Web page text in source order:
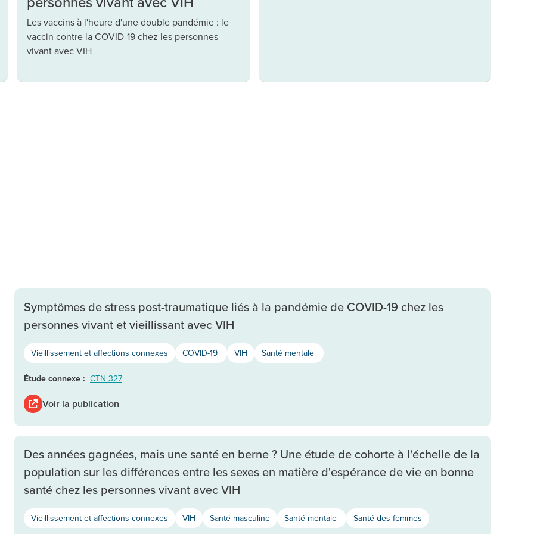
Les vaccins à l'heure d'une double pandémie : le
vaccin contre la COVID-19 chez les personnes
vivant avec VIH
Symptômes de stress post-traumatique liés à la pandémie de COVID-19 chez les
personnes vivant et vieillissant avec VIH
Vieillissement et affections connexes COVID-19 VIH Santé mentale
Étude connexe : CTN 327
Voir la publication
Des années gagnées, mais une santé en berne ? Une étude de cohorte à l'échelle de la
population sur les différences entre les sexes en matière d'espérance de vie en bonne
santé chez les personnes vivant avec VIH
Vieillissement et affections connexes VIH Santé masculine Santé mentale Santé des femmes